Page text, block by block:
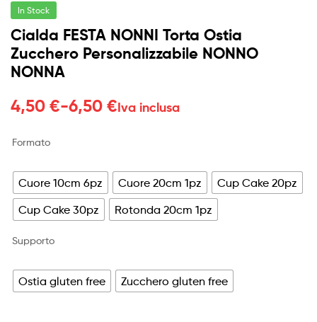
In Stock
Cialda FESTA NONNI Torta Ostia
Zucchero Personalizzabile NONNO
NONNA
4,50 €-6,50 €
Fascia
da
4,50 €
a
6,50 €
Iva inclusa
Formato
Cuore 10cm 6pz Cuore 20cm 1pz
Cup Cake 20pz
Cup Cake 30pz
Rotonda 20cm 1pz
Supporto
Ostia gluten free Zucchero gluten free